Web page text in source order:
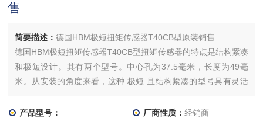
售
简要描述：德国HBM极短扭矩传感器T40CB型原装销售
德国HBM极短扭矩传感器T40CB型扭矩传感器的特点是结构紧凑
和极短设计。其有两个型号。中心孔为37.5毫米，长度为49毫
米。从安装的角度来看，这种 极短 且结构紧凑的型号具有灵活
米，长度54毫米。该传感器具有更大的中心孔径，可安装在智能
产品型号： 厂商性质： 经销商